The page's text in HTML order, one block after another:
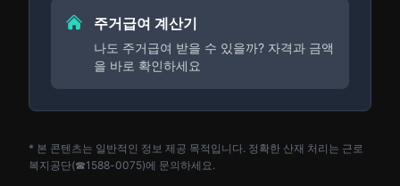
주거급여 계산기
나도 주거급여 받을 수 있을까? 자격과 금액
을 바로 확인하세요
* 본 콘텐츠는 일반적인 정보 제공 목적입니다. 정확한 산재 처리는 근로
복지공단(☎1588-0075)에 문의하세요.